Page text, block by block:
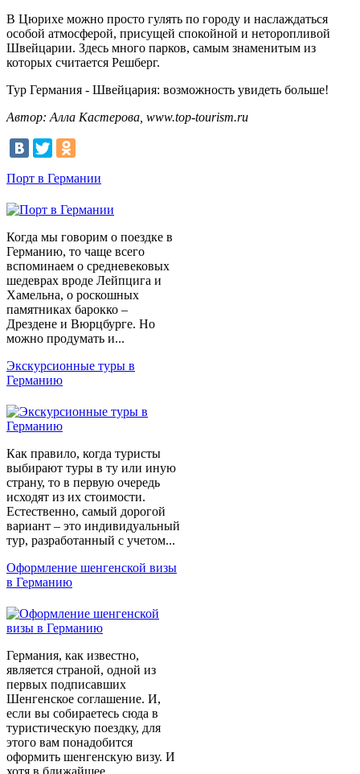
В Цюрихе можно просто гулять по городу и наслаждаться
особой атмосферой, присущей спокойной и неторопливой
Швейцарии. Здесь много парков, самым знаменитым из
которых считается Решберг.
Тур Германия - Швейцария: возможность увидеть больше!
Автор: Алла Кастерова, www.top-tourism.ru
Порт в Германии
Когда мы говорим о поездке в
Германию, то чаще всего
вспоминаем о средневековых
шедеврах вроде Лейпцига и
Хамельна, о роскошных
памятниках барокко –
Дрездене и Вюрцбурге. Но
можно продумать и...
Экскурсионные туры в
Германию
Как правило, когда туристы
выбирают туры в ту или иную
страну, то в первую очередь
исходят из их стоимости.
Естественно, самый дорогой
вариант – это индивидуальный
тур, разработанный с учетом...
Оформление шенгенской визы
в Германию
Германия, как известно,
является страной, одной из
первых подписавших
Шенгенское соглашение. И,
если вы собираетесь сюда в
туристическую поездку, для
этого вам понадобится
оформить шенгенскую визу. И